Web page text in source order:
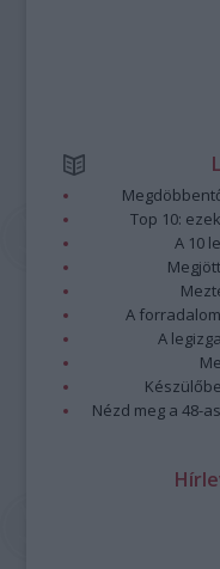
Top 10:
A 10
A
A
Nézd meg a 48-